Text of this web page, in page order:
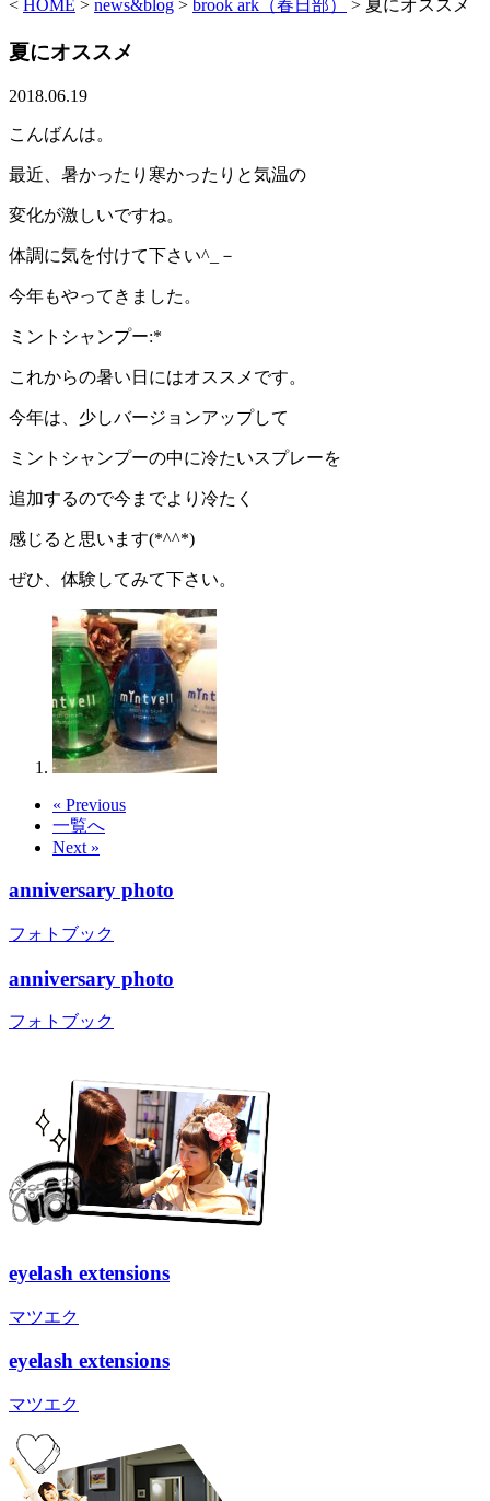
< HOME > news&blog > brook ark（春日部） > 夏にオススメ
夏にオススメ
2018.06.19
こんばんは。
最近、暑かったり寒かったりと気温の
変化が激しいですね。
体調に気を付けて下さい^_－
今年もやってきました。
ミントシャンプー:*
これからの暑い日にはオススメです。
今年は、少しバージョンアップして
ミントシャンプーの中に冷たいスプレーを
追加するので今までより冷たく
感じると思います(*^^*)
ぜひ、体験してみて下さい。
« Previous
一覧へ
Next »
anniversary photo
フォトブック
anniversary photo
フォトブック
eyelash extensions
マツエク
eyelash extensions
マツエク